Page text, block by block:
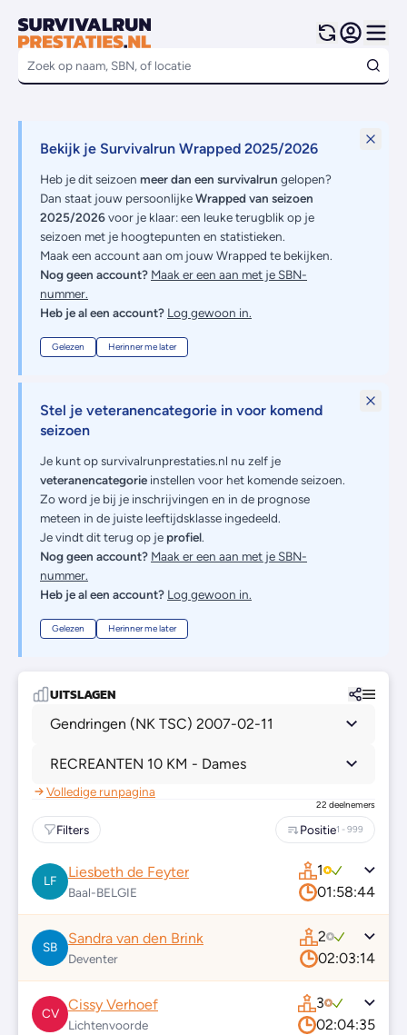
Bekijk je Survivalrun Wrapped 2025/2026
Heb je dit seizoen meer dan een survivalrun gelopen?
Dan staat jouw persoonlijkeWrapped van seizoen
2025/2026voor je klaar: een leuke terugblik op je
seizoen met je hoogtepunten en statistieken.
Maak een account aan om jouw Wrapped te bekijken.
Nog geen account? Maak er een aan met je SBN-
nummer.
Heb je al een account? Log gewoon in.
Gelezen Herinner me later
Stel je veteranencategorie in voor komend
seizoen
Je kunt op survivalrunprestaties.nl nu zelf je
veteranencategorie instellen voor het komende seizoen.
Zo word je bij je inschrijvingen en in de prognose
meteen in de juiste leeftijdsklasse ingedeeld.
Je vindt dit terug op je profiel.
Nog geen account? Maak er een aan met je SBN-
nummer.
Heb je al een account? Log gewoon in.
Gelezen Herinner me later
UITSLAGEN
Gendringen (NK TSC) 2007-02-11
RECREANTEN 10 KM - Dames
Volledige runpagina
22 deelnemers
Filters Positie1 - 999
LF
Liesbeth de Feyter
Baal-BELGIE
1
01:58:44
SB
Sandra van den Brink
Deventer
2
02:03:14
CV
Cissy Verhoef
Lichtenvoorde
3
02:04:35